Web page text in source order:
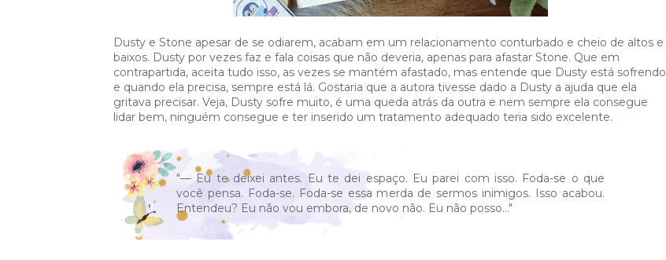
Dusty e Stone apesar de se odiarem, acabam em um relacionamento conturbado e cheio de altos e
baixos. Dusty por vezes faz e fala coisas que não deveria, apenas para afastar Stone. Que em
contrapartida, aceita tudo isso, as vezes se mantém afastado, mas entende que Dusty está sofrendo
e quando ela precisa, sempre está lá. Gostaria que a autora tivesse dado a Dusty a ajuda que ela
gritava precisar. Veja, Dusty sofre muito, é uma queda atrás da outra e nem sempre ela consegue
lidar bem, ninguém consegue e ter inserido um tratamento adequado teria sido excelente.
"— Eu te deixei antes. Eu te dei espaço. Eu parei com isso. Foda-se o que
você pensa. Foda-se. Foda-se essa merda de sermos inimigos. Isso acabou.
Entendeu? Eu não vou embora, de novo não. Eu não posso…"